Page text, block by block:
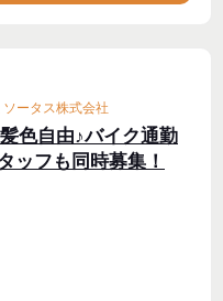
ータス株式会社
髪色自由♪バイク通勤
ッフも同時募集！